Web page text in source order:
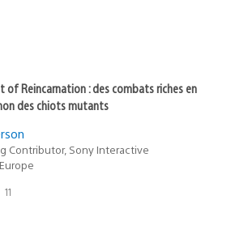
of Reincarnation : des combats riches en
des chiots mutants
Contributor, Sony Interactive
11